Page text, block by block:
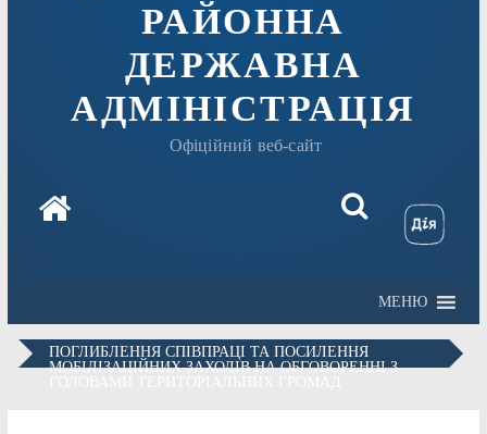
РАЙОННА
ДЕРЖАВНА
АДМІНІСТРАЦІЯ
Офіційний веб-сайт
МЕНЮ
ПОГЛИБЛЕННЯ СПІВПРАЦІ ТА ПОСИЛЕННЯ
МОБІЛІЗАЦІЙНИХ ЗАХОДІВ НА ОБГОВОРЕННІ З